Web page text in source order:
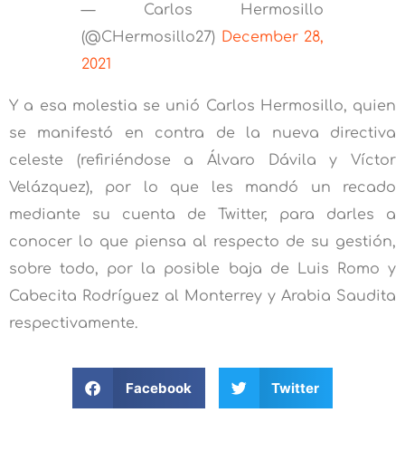
— Carlos Hermosillo
(@CHermosillo27) December 28,
2021
Y a esa molestia se unió Carlos Hermosillo, quien
se manifestó en contra de la nueva directiva
celeste (refiriéndose a Álvaro Dávila y Víctor
Velázquez), por lo que les mandó un recado
mediante su cuenta de Twitter, para darles a
conocer lo que piensa al respecto de su gestión,
sobre todo, por la posible baja de Luis Romo y
Cabecita Rodríguez al Monterrey y Arabia Saudita
respectivamente.
Facebook Twitter